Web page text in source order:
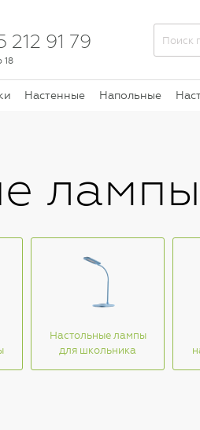
212 91 79
18
Настенные Напольные
лампы
Настольные лампы
для школьника